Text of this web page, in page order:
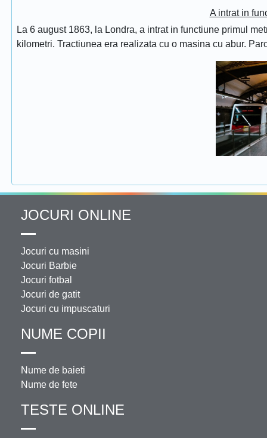
A intrat in
La 6 august 1863, la Londra, a intrat in functiune primul
kilometri. Tractiunea era realizata cu o masina cu abur.
JOCURI ONLINE
Jocuri cu masini
Jocuri Barbie
Jocuri fotbal
Jocuri de gatit
Jocuri cu impuscaturi
NUME COPII
Nume de baieti
Nume de fete
TESTE ONLINE